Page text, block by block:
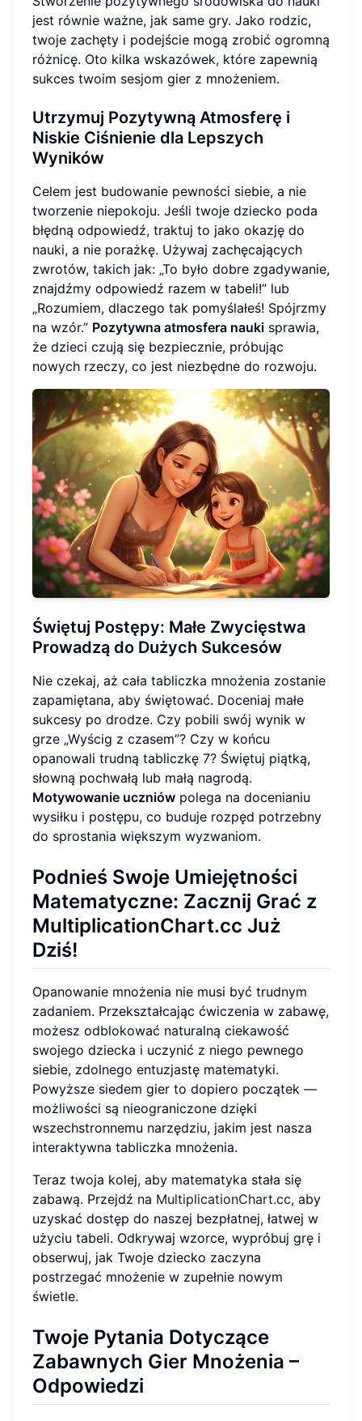
jest równie ważne, jak same gry. Jako rodzic,
twoje zachęty i podejście mogą zrobić ogromną
różnicę. Oto kilka wskazówek, które zapewnią
sukces twoim sesjom gier z mnożeniem.
Utrzymuj Pozytywną Atmosferę i
Niskie Ciśnienie dla Lepszych
Wyników
Celem jest budowanie pewności siebie, a nie
tworzenie niepokoju. Jeśli twoje dziecko poda
błędną odpowiedź, traktuj to jako okazję do
nauki, a nie porażkę. Używaj zachęcających
zwrotów, takich jak: „To było dobre zgadywanie,
znajdźmy odpowiedź razem w tabeli!” lub
„Rozumiem, dlaczego tak pomyślałeś! Spójrzmy
na wzór.” Pozytywna atmosfera nauki sprawia,
że dzieci czują się bezpiecznie, próbując
nowych rzeczy, co jest niezbędne do rozwoju.
Świętuj Postępy: Małe Zwycięstwa
Prowadzą do Dużych Sukcesów
Nie czekaj, aż cała tabliczka mnożenia zostanie
zapamiętana, aby świętować. Doceniaj małe
sukcesy po drodze. Czy pobili swój wynik w
grze „Wyścig z czasem”? Czy w końcu
opanowali trudną tabliczkę 7? Świętuj piątką,
słowną pochwałą lub małą nagrodą.
Motywowanie uczniów polega na docenianiu
wysiłku i postępu, co buduje rozpęd potrzebny
do sprostania większym wyzwaniom.
Podnieś Swoje Umiejętności
Matematyczne: Zacznij Grać z
MultiplicationChart.cc Już
Dziś!
Opanowanie mnożenia nie musi być trudnym
zadaniem. Przekształcając ćwiczenia w zabawę,
możesz odblokować naturalną ciekawość
swojego dziecka i uczynić z niego pewnego
siebie, zdolnego entuzjastę matematyki.
Powyższe siedem gier to dopiero początek —
możliwości są nieograniczone dzięki
wszechstronnemu narzędziu, jakim jest nasza
interaktywna tabliczka mnożenia.
Teraz twoja kolej, aby matematyka stała się
zabawą. Przejdź na MultiplicationChart.cc, aby
uzyskać dostęp do naszej bezpłatnej, łatwej w
użyciu tabeli. Odkrywaj wzorce, wypróbuj grę i
obserwuj, jak Twoje dziecko zaczyna
postrzegać mnożenie w zupełnie nowym
świetle.
Twoje Pytania Dotyczące
Zabawnych Gier Mnożenia –
Odpowiedzi